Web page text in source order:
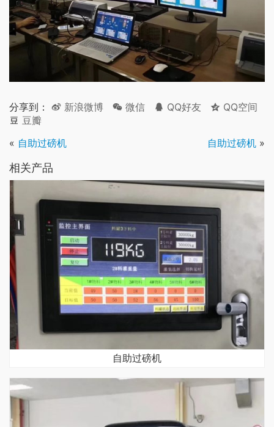
分享到： 新浪微博 微信 QQ好友
QQ空间
豆瓣
« 自助过磅机 自助过磅机 »
相关产品
自助过磅机